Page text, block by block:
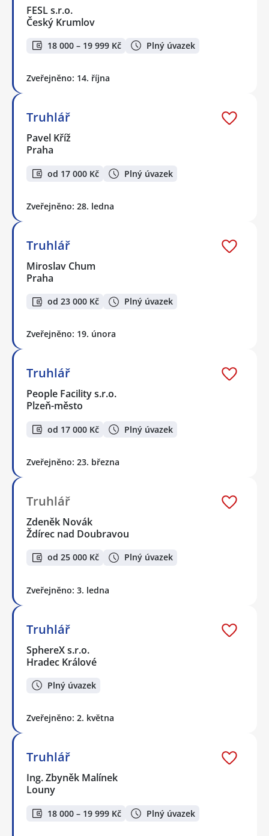
FESL s.r.o.
Český Krumlov
18 000 – 19 999 Kč Plný úvazek
Zveřejněno: 14. října
Truhlář
Pavel Kříž
Praha
od 17 000 Kč Plný úvazek
Zveřejněno: 28. ledna
Truhlář
Miroslav Chum
Praha
od 23 000 Kč Plný úvazek
Zveřejněno: 19. února
Truhlář
People Facility s.r.o.
Plzeň-město
od 17 000 Kč Plný úvazek
Zveřejněno: 23. března
Truhlář
Zdeněk Novák
Ždírec nad Doubravou
od 25 000 Kč Plný úvazek
Zveřejněno: 3. ledna
Truhlář
SphereX s.r.o.
Hradec Králové
Plný úvazek
Zveřejněno: 2. května
Truhlář
Ing. Zbyněk Malínek
Louny
18 000 – 19 999 Kč Plný úvazek